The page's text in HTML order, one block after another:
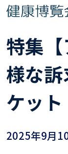
特集
様な
ケット
2025年9月